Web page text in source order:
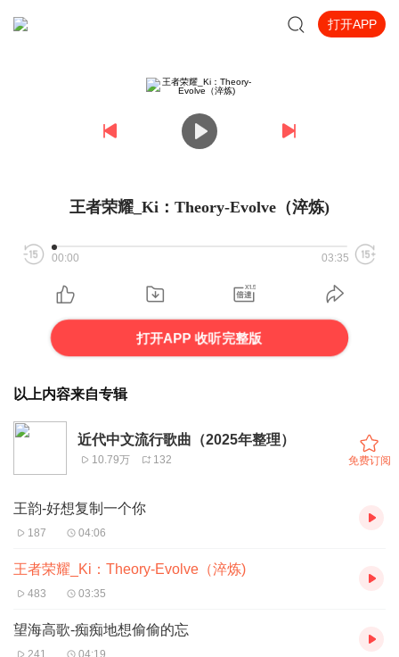
打开APP
王者荣耀_Ki：Theory-Evolve（淬炼)
00:00 03:35
打开APP 收听完整版
以上内容来自专辑
近代中文流行歌曲（2025年整理）
10.79万 132 免费订阅
王韵-好想复制一个你
187 04:06
王者荣耀_Ki：Theory-Evolve（淬炼)
483 03:35
望海高歌-痴痴地想偷偷的忘
241 04:19